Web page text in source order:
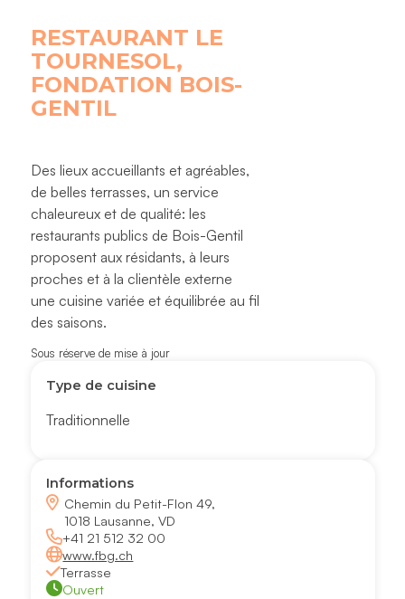
RESTAURANT LE
TOURNESOL,
FONDATION BOIS-
GENTIL
Des lieux accueillants et agréables,
de belles terrasses, un service
chaleureux et de qualité: les
restaurants publics de Bois-Gentil
proposent aux résidants, à leurs
proches et à la clientèle externe
une cuisine variée et équilibrée au fil
des saisons.
Sous réserve de mise à jour
Type de cuisine
Traditionnelle
Informations
Chemin du Petit-Flon 49,
1018 Lausanne, VD
+41 21 512 32 00
www.fbg.ch
Terrasse
Ouvert